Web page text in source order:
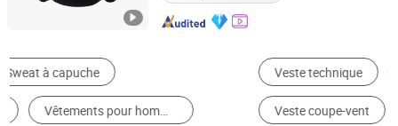
Veste technique Doudoune
Veste coupe-vent Doudoune Homme